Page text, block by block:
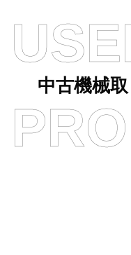
中古機械